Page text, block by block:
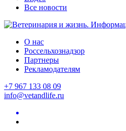
Все новости
О нас
Россельхознадзор
Партнеры
Рекламодателям
+7 967 133 08 09
info@vetandlife.ru